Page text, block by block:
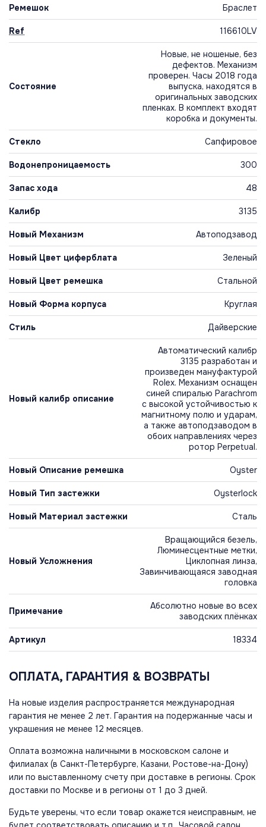
Ремешок Браслет
Ref 116610LV
Состояние
Новые, не ношеные, без
дефектов. Механизм
проверен. Часы 2018 года
выпуска, находятся в
оригинальных заводских
пленках. В комплект входят
коробка и документы.
Стекло Сапфировое
Водонепроницаемость 300
Запас хода 48
Калибр 3135
Новый Механизм Автоподзавод
Новый Цвет циферблата Зеленый
Новый Цвет ремешка Стальной
Новый Форма корпуса Круглая
Стиль Дайверские
Новый калибр описание
Автоматический калибр
3135 разработан и
произведен мануфактурой
Rolex. Механизм оснащен
синей спиралью Parachrom
с высокой устойчивостью к
магнитному полю и ударам,
а также автоподзаводом в
обоих направлениях через
ротор Perpetual.
Новый Описание ремешка Oyster
Новый Тип застежки Oysterlock
Новый Материал застежки Сталь
Новый Усложнения
Вращающийся безель,
Люминесцентные метки,
Циклопная линза,
Завинчивающаяся заводная
головка
Примечание
Абсолютно новые во всех
заводских плёнках
Артикул 18334
ОПЛАТА, ГАРАНТИЯ & ВОЗВРАТЫ
На новые изделия распространяется международная
гарантия не менее 2 лет. Гарантия на подержанные часы и
украшения не менее 12 месяцев.
Оплата возможна наличными в московском салоне и
филиалах (в Санкт-Петербурге, Казани, Ростове-на-Дону)
или по выставленному счету при доставке в регионы. Срок
доставки по Москве и в регионы от 1 до 3 дней.
Будьте уверены, что если товар окажется неисправным, не